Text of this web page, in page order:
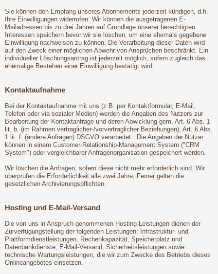
Sie können den Empfang unseres Abonnements jederzeit kündigen, d.h.
Ihre Einwilligungen widerrufen. Wir können die ausgetragenen E-
Mailadressen bis zu drei Jahren auf Grundlage unserer berechtigten
Interessen speichern bevor wir sie löschen, um eine ehemals gegebene
Einwilligung nachweisen zu können. Die Verarbeitung dieser Daten wird
auf den Zweck einer möglichen Abwehr von Ansprüchen beschränkt. Ein
individueller Löschungsantrag ist jederzeit möglich, sofern zugleich das
ehemalige Bestehen einer Einwilligung bestätigt wird.
Kontaktaufnahme
Bei der Kontaktaufnahme mit uns (z.B. per Kontaktformular, E-Mail,
Telefon oder via sozialer Medien) werden die Angaben des Nutzers zur
Bearbeitung der Kontaktanfrage und deren Abwicklung gem. Art. 6 Abs. 1
lit. b. (im Rahmen vertraglicher-/vorvertraglicher Beziehungen), Art. 6 Abs.
1 lit. f. (andere Anfragen) DSGVO verarbeitet.. Die Angaben der Nutzer
können in einem Customer-Relationship-Management System ("CRM
System") oder vergleichbarer Anfragenorganisation gespeichert werden.
Wir löschen die Anfragen, sofern diese nicht mehr erforderlich sind. Wir
überprüfen die Erforderlichkeit alle zwei Jahre; Ferner gelten die
gesetzlichen Archivierungspflichten.
Hosting und E-Mail-Versand
Die von uns in Anspruch genommenen Hosting-Leistungen dienen der
Zurverfügungstellung der folgenden Leistungen: Infrastruktur- und
Plattformdienstleistungen, Rechenkapazität, Speicherplatz und
Datenbankdienste, E-Mail-Versand, Sicherheitsleistungen sowie
technische Wartungsleistungen, die wir zum Zwecke des Betriebs dieses
Onlineangebotes einsetzen.